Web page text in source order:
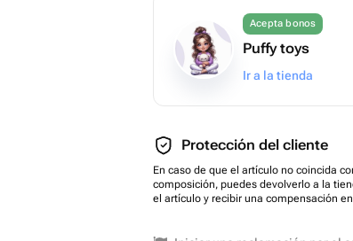
Acepta bonos
Puffy toys
Ir a la tienda
Protección del cliente
En caso de que el artículo no coincida
composición, puedes devolverlo a la
el artículo y recibir una compensación